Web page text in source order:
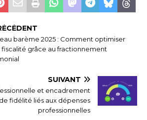
barème 2025 : Comment optimiser
grâce au fractionnement
SUIVANT
et encadrement
fidélité liés aux dépenses
professionnelles